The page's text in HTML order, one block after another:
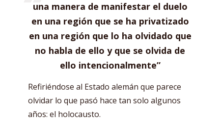
una manera de manifestar el duelo
en una región que se ha privatizado
en una región que lo ha olvidado que
no habla de ello y que se olvida de
ello intencionalmente”
Refiriéndose al Estado alemán que parece
olvidar lo que pasó hace tan solo algunos
años: el holocausto.